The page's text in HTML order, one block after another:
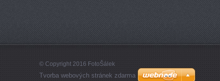
© Copyright 2016 FotoŠálek
Tvorba webových stránek zdarma